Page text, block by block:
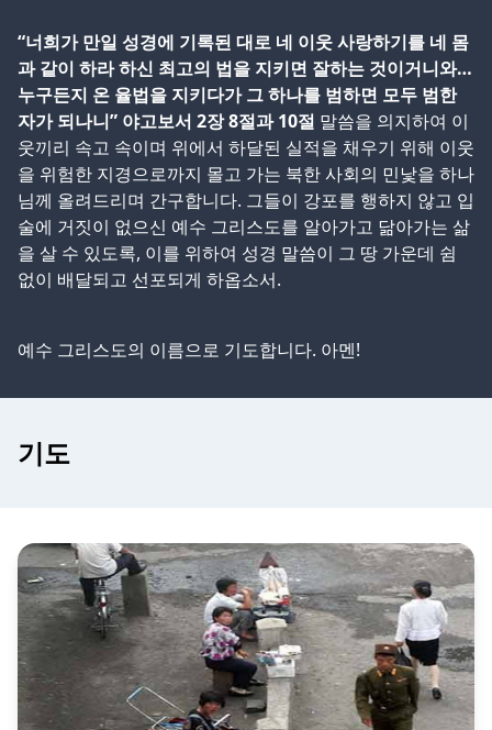
“너희가 만일 성경에 기록된 대로 네 이웃 사랑하기를 네 몸
과 같이 하라 하신 최고의 법을 지키면 잘하는 것이거니와…
누구든지 온 율법을 지키다가 그 하나를 범하면 모두 범한
자가 되나니” 야고보서 2장 8절과 10절 말씀을 의지하여 이
웃끼리 속고 속이며 위에서 하달된 실적을 채우기 위해 이웃
을 위험한 지경으로까지 몰고 가는 북한 사회의 민낯을 하나
님께 올려드리며 간구합니다. 그들이 강포를 행하지 않고 입
술에 거짓이 없으신 예수 그리스도를 알아가고 닮아가는 삶
을 살 수 있도록, 이를 위하여 성경 말씀이 그 땅 가운데 쉼
없이 배달되고 선포되게 하옵소서.
예수 그리스도의 이름으로 기도합니다. 아멘!
기도